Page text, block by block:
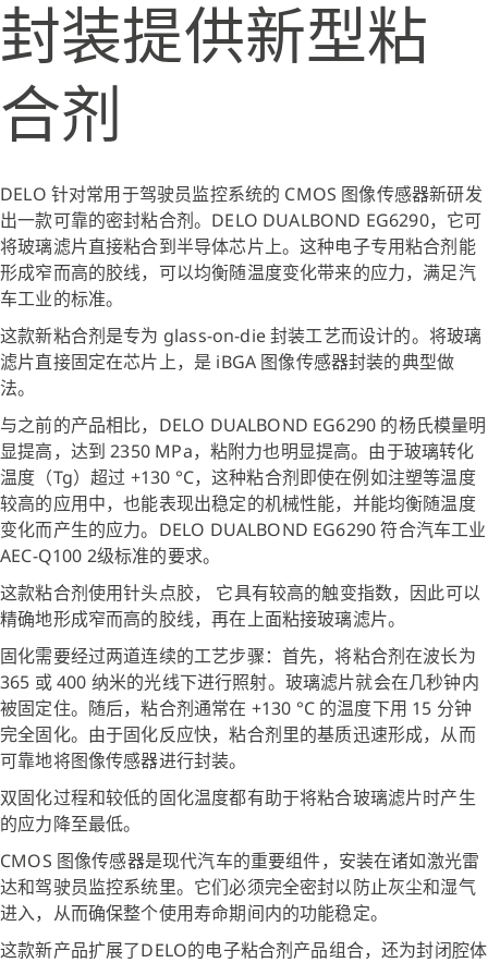
封装提供新型粘
合剂
DELO 针对常用于驾驶员监控系统的 CMOS 图像传感器新研发
出一款可靠的密封粘合剂。DELO DUALBOND EG6290，它可
将玻璃滤片直接粘合到半导体芯片上。这种电子专用粘合剂能
形成窄而高的胶线，可以均衡随温度变化带来的应力，满足汽
车工业的标准。
这款新粘合剂是专为 glass-on-die 封装工艺而设计的。将玻璃
滤片直接固定在芯片上，是 iBGA 图像传感器封装的典型做
法。
与之前的产品相比，DELO DUALBOND EG6290 的杨氏模量明
显提高，达到 2350 MPa，粘附力也明显提高。由于玻璃转化
温度（Tg）超过 +130 °C，这种粘合剂即使在例如注塑等温度
较高的应用中，也能表现出稳定的机械性能，并能均衡随温度
变化而产生的应力。DELO DUALBOND EG6290 符合汽车工业
AEC-Q100 2级标准的要求。
这款粘合剂使用针头点胶， 它具有较高的触变指数，因此可以
精确地形成窄而高的胶线，再在上面粘接玻璃滤片。
固化需要经过两道连续的工艺步骤：首先，将粘合剂在波长为
365 或 400 纳米的光线下进行照射。玻璃滤片就会在几秒钟内
被固定住。随后，粘合剂通常在 +130 °C 的温度下用 15 分钟
完全固化。由于固化反应快，粘合剂里的基质迅速形成，从而
可靠地将图像传感器进行封装。
双固化过程和较低的固化温度都有助于将粘合玻璃滤片时产生
的应力降至最低。
CMOS 图像传感器是现代汽车的重要组件，安装在诸如激光雷
达和驾驶员监控系统里。它们必须完全密封以防止灰尘和湿气
进入，从而确保整个使用寿命期间内的功能稳定。
这款新产品扩展了DELO的电子粘合剂产品组合，还为封闭腔体